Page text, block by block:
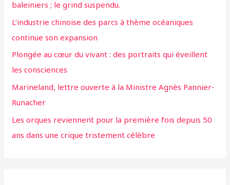
baleiniers ; le grind suspendu.
L’industrie chinoise des parcs à thème océaniques
continue son expansion
Plongée au cœur du vivant : des portraits qui éveillent
les consciences
Marineland, lettre ouverte à la Ministre Agnès Pannier-
Runacher
Les orques reviennent pour la première fois depuis 50
ans dans une crique tristement célèbre